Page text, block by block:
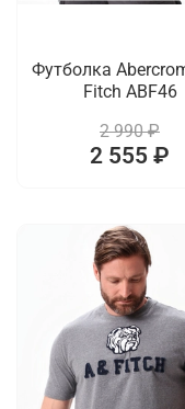
Футболка
Fitch ABF46
2 990 ₽
2 555 ₽